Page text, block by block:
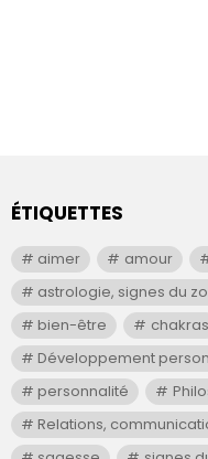
ÉTIQUETTES
aimer amour
astrologie, signes du
bien-être
chakras
Développement
personnalité
Relations,